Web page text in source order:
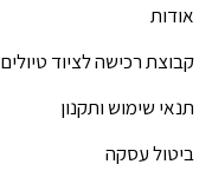
אודות
קבוצת רכישה לציוד טיולים
תנאי שימוש ותקנון
ביטול עסקה